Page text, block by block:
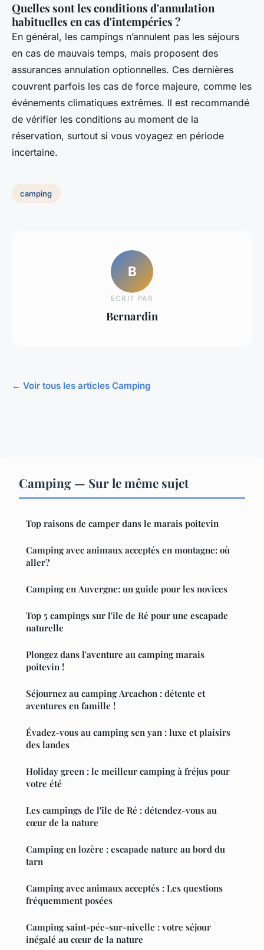
Quelles sont les conditions d'annulation
habituelles en cas d'intempéries ?
En général, les campings n’annulent pas les séjours
en cas de mauvais temps, mais proposent des
assurances annulation optionnelles. Ces dernières
couvrent parfois les cas de force majeure, comme les
événements climatiques extrêmes. Il est recommandé
de vérifier les conditions au moment de la
réservation, surtout si vous voyagez en période
incertaine.
camping
B
ECRIT PAR
Bernardin
← Voir tous les articles Camping
Camping — Sur le même sujet
Top raisons de camper dans le marais poitevin
Camping avec animaux acceptés en montagne: où
aller?
Camping en Auvergne: un guide pour les novices
Top 5 campings sur l'île de Ré pour une escapade
naturelle
Plongez dans l'aventure au camping marais
poitevin !
Séjournez au camping Arcachon : détente et
aventures en famille !
Évadez-vous au camping sen yan : luxe et plaisirs
des landes
Holiday green : le meilleur camping à fréjus pour
votre été
Les campings de l'île de Ré : détendez-vous au
cœur de la nature
Camping en lozère : escapade nature au bord du
tarn
Camping avec animaux acceptés : Les questions
fréquemment posées
Camping saint-pée-sur-nivelle : votre séjour
inégalé au cœur de la nature